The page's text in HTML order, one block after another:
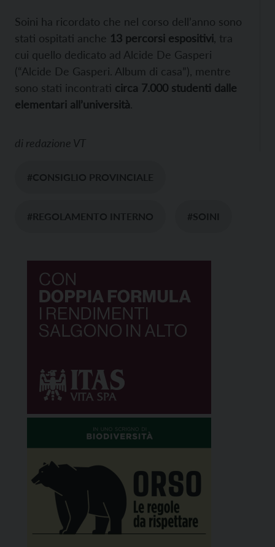
Soini ha ricordato che nel corso dell’anno sono
stati ospitati anche 13 percorsi espositivi , tra
cui quello dedicato ad Alcide De Gasperi
(“Alcide De Gasperi. Album di casa”), mentre
sono stati incontrati circa 7.000 studenti dalle
elementari all’università.
di redazione VT
#CONSIGLIO PROVINCIALE
#REGOLAMENTO INTERNO #SOINI